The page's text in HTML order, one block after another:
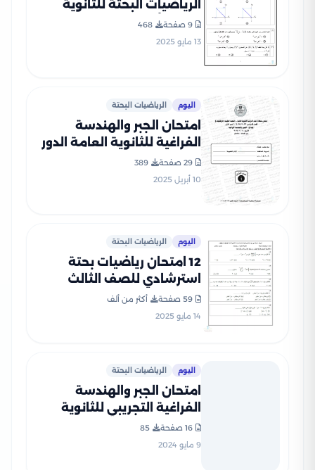
الرياضيات البحتة للثانوية
العامة أبريل 2025 بصيغة pdf
9 صفحة
468
13 مايو 2025
اليوم الرياضيات البحتة
امتحان الجبر والهندسة
الفراغية للثانوية العامة الدور
بالإجابات الرسمية
29 صفحة
389
10 أبريل 2025
اليوم الرياضيات البحتة
12 امتحان رياضيات بحتة
استرشادي للصف الثالث
الثانوي 2025 بصيغة PDF
59 صفحة
أكثر من ألف
14 مايو 2025
اليوم الرياضيات البحتة
امتحان الجبر والهندسة
الفراغية التجريبي للثانوية
الأزهرية 2023
16 صفحة
85
9 مايو 2024